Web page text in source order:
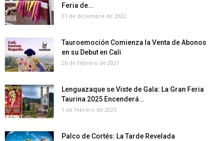
Feria de...
31 de diciembre de 2022
Tauroemoción Comienza la Venta de Abonos
en su Debut en Cali
26 de febrero de 2021
Lenguazaque se Viste de Gala: La Gran Feria
Taurina 2025 Encenderá...
1 de febrero de 2025
Palco de Cortés: La Tarde Revelada